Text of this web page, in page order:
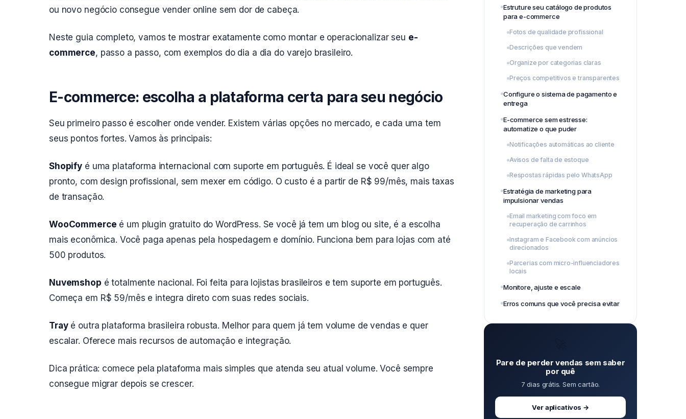
ou novo negócio consegue vender online sem dor de cabeça.
Neste guia completo, vamos te mostrar exatamente como montar e operacionalizar seu e-
commerce, passo a passo, com exemplos do dia a dia do varejo brasileiro.
E-commerce: escolha a plataforma certa para seu negócio
Seu primeiro passo é escolher onde vender. Existem várias opções no mercado, e cada uma tem
seus pontos fortes. Vamos às principais:
Shopify é uma plataforma internacional com suporte em português. É ideal se você quer algo
pronto, com design profissional, sem mexer em código. O custo é a partir de R$ 99/mês, mais taxas
de transação.
WooCommerce é um plugin gratuito do WordPress. Se você já tem um blog ou site, é a escolha
mais econômica. Você paga apenas pela hospedagem e domínio. Funciona bem para lojas com até
500 produtos.
Nuvemshop é totalmente nacional. Foi feita para lojistas brasileiros e tem suporte em português.
Começa em R$ 59/mês e integra direto com suas redes sociais.
Trayé outra plataforma brasileira robusta. Melhor para quem já tem volume de vendas e quer
escalar. Oferece mais recursos de automação e integração.
Dica prática: comece pela plataforma mais simples que atenda seu atual volume. Você sempre
consegue migrar depois se crescer.
Estruture seu catálogo de produtos
para e-commerce
Fotos de qualidade profissional
Descrições que vendem
Organize por categorias claras
Preços competitivos e transparentes
Configure o sistema de pagamento e
entrega
E-commerce sem estresse:
automatize o que puder
Notificações automáticas ao cliente
Avisos de falta de estoque
Respostas rápidas pelo WhatsApp
Estratégia de marketing para
impulsionar vendas
Email marketing com foco em
recuperação de carrinhos
Instagram e Facebook com anúncios
direcionados
Parcerias com micro-influenciadores
locais
Monitore, ajuste e escale
Erros comuns que você precisa evitar
Pare de perder vendas sem saber
por quê
7 dias grátis. Sem cartão.
Ver aplicativos →